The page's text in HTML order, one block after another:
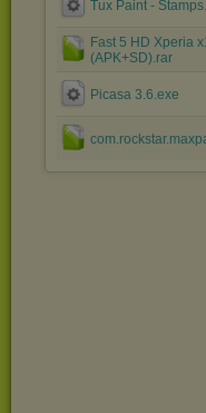
Tux Paint -
Fast 5 HD Xperia
(APK+SD).rar
Picasa 3.6.exe